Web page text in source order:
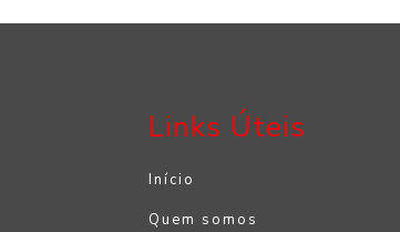
Links Úteis
Início
Quem somos